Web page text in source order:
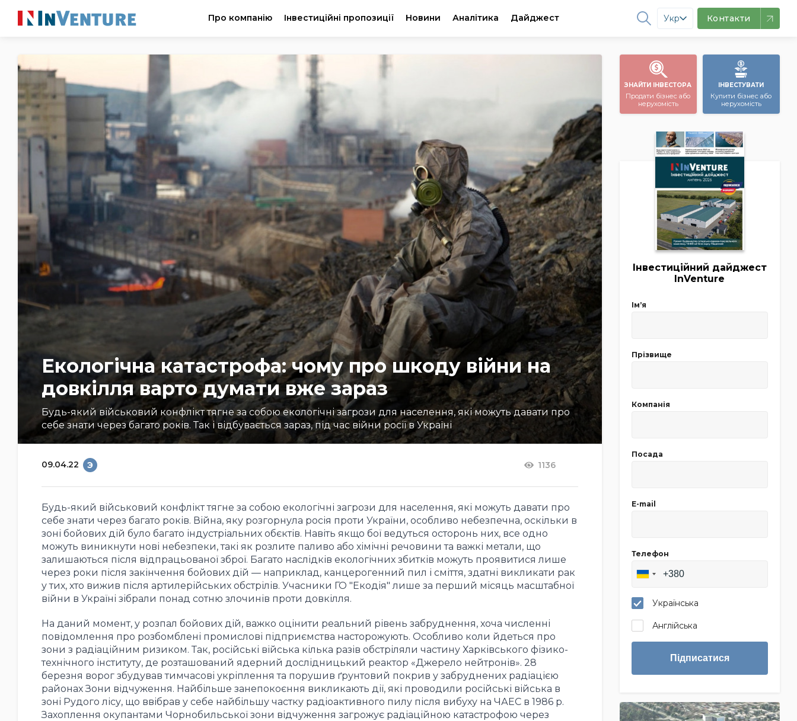
Про компанію Інвестиційні пропозиції Новини Аналітика Дайджест Укр Контакти
Екологічна катастрофа: чому про шкоду війни на
довкілля варто думати вже зараз
Будь-який військовий конфлікт тягне за собою екологічні загрози для населення, які можуть давати про
себе знати через багато років. Так і відбувається зараз, під час війни росії в Україні
09.04.22 Э 1136
Будь-який військовий конфлікт тягне за собою екологічні загрози для населення, які можуть давати про
себе знати через багато років. Війна, яку розгорнула росія проти України, особливо небезпечна, оскільки в
зоні бойових дій було багато індустріальних обєктів. Навіть якщо бої ведуться осторонь них, все одно
можуть виникнути нові небезпеки, такі як розлите паливо або хімічні речовини та важкі метали, що
залишаються після відпрацьованої зброї. Багато наслідків екологічних збитків можуть проявитися лише
через роки після закінчення бойових дій — наприклад, канцерогенний пил і сміття, здатні викликати рак
у тих, хто вижив після артилерійських обстрілів. Учасники ГО "Екодія" лише за перший місяць масштабної
війни в Україні зібрали понад сотню злочинів проти довкілля.
На даний момент, у розпал бойових дій, важко оцінити реальний рівень забруднення, хоча численні
повідомлення про розбомблені промислові підприємства насторожують. Особливо коли йдеться про
зони з радіаційним ризиком. Так, російські війська кілька разів обстріляли частину Харківського фізико-
технічного інституту, де розташований ядерний дослідницький реактор «Джерело нейтронів». 28
березня ворог збудував тимчасові укріплення та порушив ґрунтовий покрив у забруднених радіацією
районах Зони відчуження. Найбільше занепокоєння викликають дії, які проводили російські війська в
зоні Рудого лісу, що ввібрав у себе найбільшу частку радіоактивного пилу після вибуху на ЧАЕС в 1986 р.
Захоплення окупантами Чорнобильської зони відчуження загрожує радіаційною катастрофою через
ЗНАЙТИ ІНВЕСТОРА
Продати бізнес або
нерухомість
ІНВЕСТУВАТИ
Купити бізнес або
нерухомість
Інвестиційний дайджест
InVenture
Імʼя
Прізвище
Компанія
Посада
E-mail
Телефон
Українська
Англійська
Підписатися